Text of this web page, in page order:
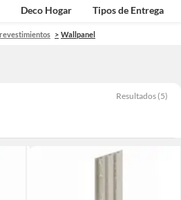
Deco Hogar Tipos de Entrega
Wallpanel
Resultados (5)